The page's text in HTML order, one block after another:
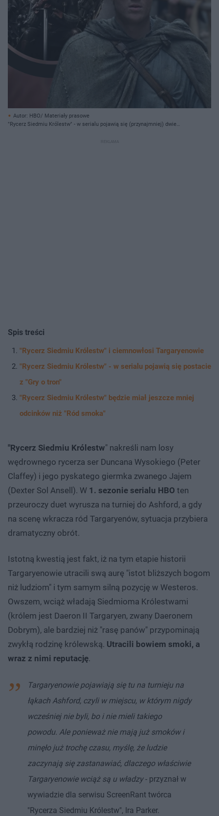
Autor: HBO/ Materiały prasowe
"Rycerz Siedmiu Królestw" - w serialu pojawią się (przynajmniej) dwie
Spis treści
"Rycerz Siedmiu Królestw" i ciemnowłosi Targaryenowie
"Rycerz Siedmiu Królestw" - w serialu pojawią się postacie
z "Gry o tron"
"Rycerz Siedmiu Królestw" będzie miał jeszcze mniej
odcinków niż "Ród smoka"
"Rycerz Siedmiu Królestw" nakreśli nam losy
wędrownego rycerza ser Duncana Wysokiego (Peter
Claffey) i jego pyskatego giermka zwanego Jajem
(Dexter Sol Ansell). W 1. sezonie serialu HBO ten
przeuroczy duet wyrusza na turniej do Ashford, a gdy
na scenę wkracza ród Targaryenów, sytuacja przybiera
dramatyczny obrót.
Istotną kwestią jest fakt, iż na tym etapie historii
Targaryenowie utracili swą aurę "istot bliższych bogom
niż ludziom" i tym samym silną pozycję w Westeros.
Owszem, wciąż władają Siedmioma Królestwami
(królem jest Daeron II Targaryen, zwany Daeronem
Dobrym), ale bardziej niż "rasę panów" przypominają
zwykłą rodzinę królewską. Utracili bowiem smoki, a
wraz z nimi reputację.
Targaryenowie pojawiają się tu na turnieju na
łąkach Ashford, czyli w miejscu, w którym nigdy
wcześniej nie byli, bo i nie mieli takiego
powodu. Ale ponieważ nie mają już smoków i
minęło już trochę czasu, myślę, że ludzie
zaczynają się zastanawiać, dlaczego właściwie
Targaryenowie wciąż są u władzy- przyznał w
wywiadzie dla serwisu ScreenRant twórca
"Rycerza Siedmiu Królestw", Ira Parker.